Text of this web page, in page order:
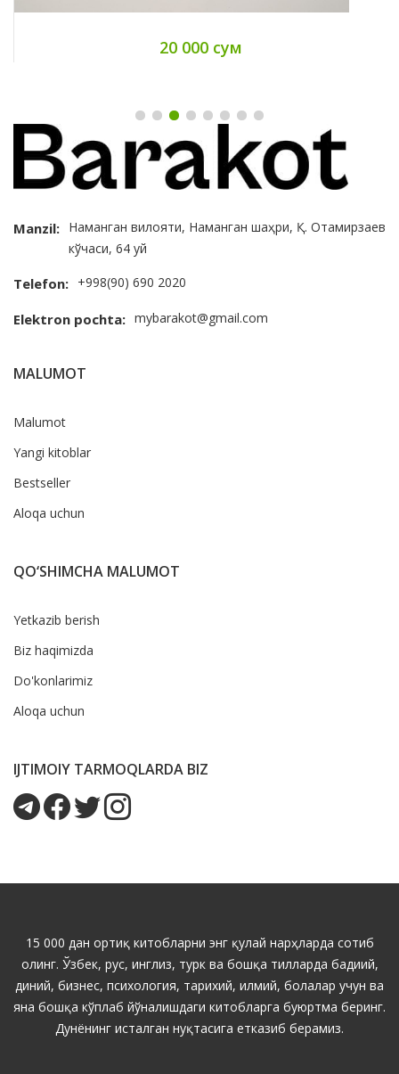
20 000 сум
Manzil: Наманган вилояти, Наманган шаҳри, Қ. Отамирзаев
кўчаси, 64 уй
Telefon: +998(90) 690 2020
Elektron pochta: mybarakot@gmail.com
MALUMOT
Malumot
Yangi kitoblar
Bestseller
Aloqa uchun
QO‘SHIMCHA MALUMOT
Yetkazib berish
Biz haqimizda
Do'konlarimiz
Aloqa uchun
IJTIMOIY TARMOQLARDA BIZ
15 000 дан ортиқ китобларни энг қулай нарҳларда сотиб
олинг. Ўзбек, рус, инглиз, турк ва бошқа тилларда бадиий,
диний, бизнес, психология, тарихий, илмий, болалар учун ва
яна бошқа кўплаб йўналишдаги китобларга буюртма беринг.
Дунёнинг исталган нуқтасига етказиб берамиз.